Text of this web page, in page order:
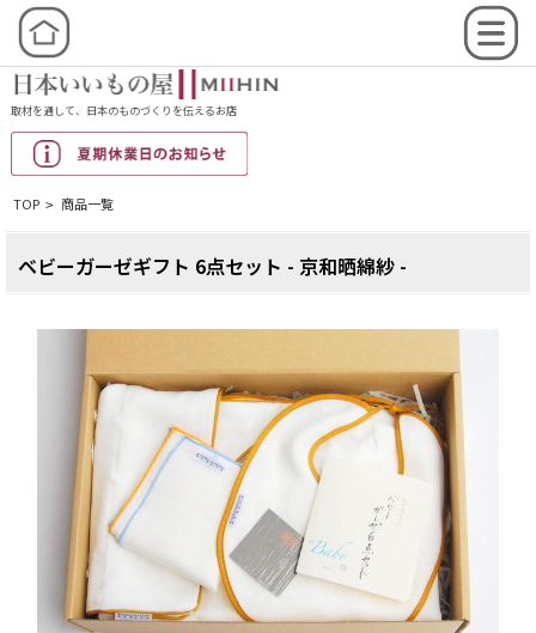
取材を通して、日本のものづくりを伝えるお店
TOP > 商品一覧
ベビーガーゼギフト 6点セット - 京和晒綿紗 -